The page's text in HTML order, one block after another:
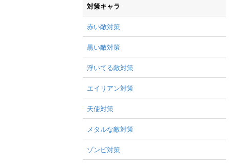
対策キャラ
赤い敵対策
黒い敵対策
浮いてる敵対策
エイリアン対策
天使対策
メタルな敵対策
ゾンビ対策